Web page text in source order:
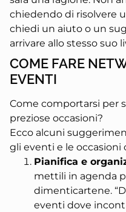
chiedendo di risolvere
chiedi un aiuto o un
arrivare allo stesso suo
COME FARE
EVENTI
Come comportarsi per
preziose occasioni?
Ecco alcuni
gli eventi e le occasioni
Pianifica e
mettili in agenda
dimenticartene.
eventi dove